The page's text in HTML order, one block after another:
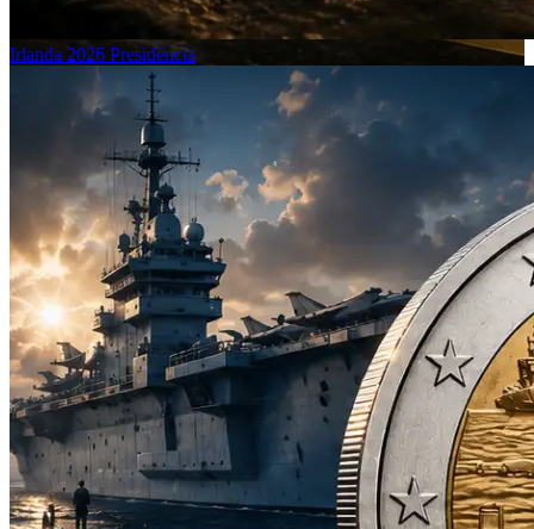
Irlanda 2026 Presidència